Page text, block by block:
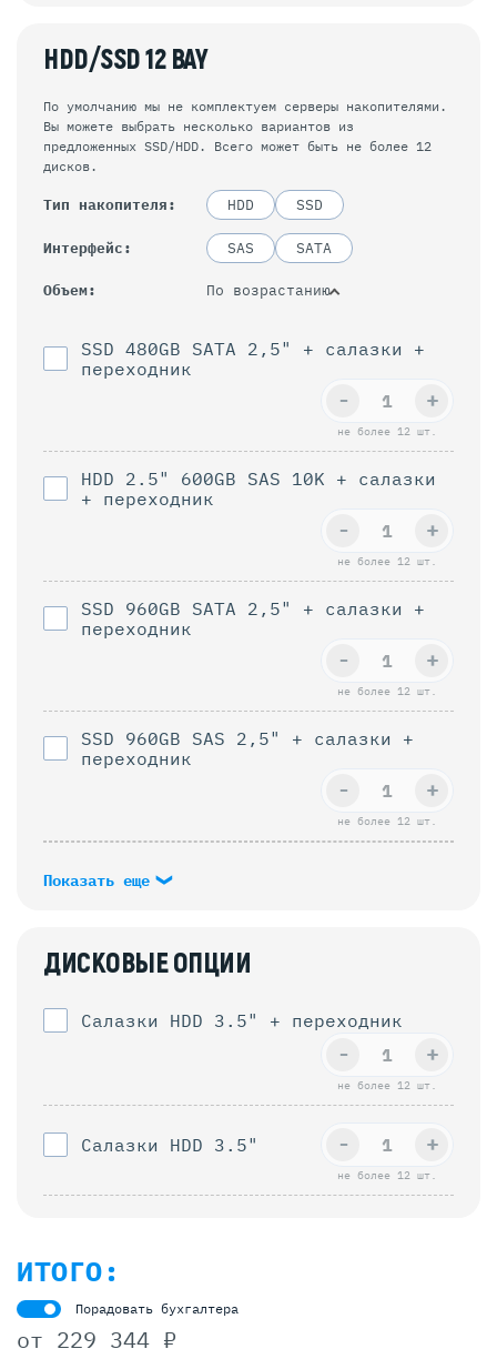
HDD/SSD 12 BAY
По умолчанию мы не комплектуем серверы накопителями.
Вы можете выбрать несколько вариантов из
предложенных SSD/HDD. Всего может быть не более 12
дисков.
Тип накопителя HDD SSD
Интерфейс SAS SATA
Объем По возрастанию
SSD 480GB SATA 2,5" + салазки +
переходник
не более 12 шт.
+
-
HDD 2.5" 600GB SAS 10K + салазки
+ переходник
не более 12 шт.
+
-
SSD 960GB SAТА 2,5" + салазки +
переходник
не более 12 шт.
+
-
SSD 960GB SAS 2,5" + салазки +
переходник
не более 12 шт.
+
-
Показать еще
ДИСКОВЫЕ ОПЦИИ
Салазки HDD 3.5" + переходник
не более 12 шт.
+
-
Салазки HDD 3.5"
не более 12 шт.
+
-
ИТОГО:
Порадовать бухгалтера
от 229 344 ₽